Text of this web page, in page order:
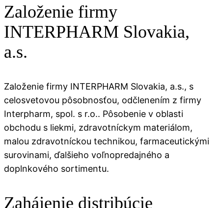
Založenie firmy
INTERPHARM Slovakia,
a.s.
Založenie firmy INTERPHARM Slovakia, a.s., s
celosvetovou pôsobnosťou, odčlenením z firmy
Interpharm, spol. s r.o.. Pôsobenie v oblasti
obchodu s liekmi, zdravotníckym materiálom,
malou zdravotníckou technikou, farmaceutickými
surovinami, ďalšieho voľnopredajného a
doplnkového sortimentu.
Zahájenie distribúcie